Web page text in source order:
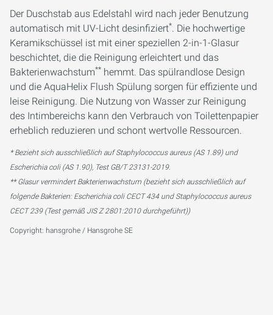
Der Duschstab aus Edelstahl wird nach jeder Benutzung
automatisch mit UV-Licht desinfiziert*. Die hochwertige
Keramikschüssel ist mit einer speziellen 2-in-1-Glasur
beschichtet, die die Reinigung erleichtert und das
Bakterienwachstum** hemmt. Das spülrandlose Design
und die AquaHelix Flush Spülung sorgen für effiziente und
leise Reinigung. Die Nutzung von Wasser zur Reinigung
des Intimbereichs kann den Verbrauch von Toilettenpapier
erheblich reduzieren und schont wertvolle Ressourcen.
* Bezieht sich ausschließlich auf Staphylococcus aureus (AS 1.89) und
Escherichia coli (AS 1.90), Test GB/T 23131-2019.
** Glasur vermindert Bakterienwachstum (bezieht sich ausschließlich auf
folgende Bakterien: Escherichia coli CECT 434 und Staphylococcus aureus
CECT 239 (Test gemäß JIS Z 2801:2010 durchgeführt))
Copyright: hansgrohe / Hansgrohe SE